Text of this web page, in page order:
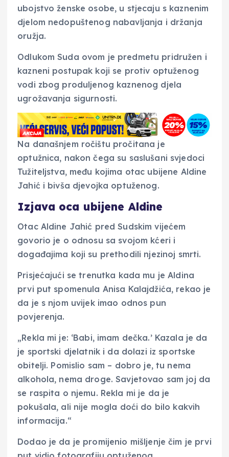
ubojstvo ženske osobe, u stjecaju s kaznenim
djelom nedopuštenog nabavljanja i držanja
oružja.
Odlukom Suda ovom je predmetu pridružen i
kazneni postupak koji se protiv optuženog
vodi zbog produljenog kaznenog djela
ugrožavanja sigurnosti.
Na današnjem ročištu pročitana je
optužnica, nakon čega su saslušani svjedoci
Tužiteljstva, među kojima otac ubijene Aldine
Jahić i bivša djevojka optuženog.
Izjava oca ubijene Aldine
Otac Aldine Jahić pred Sudskim vijećem
govorio je o odnosu sa svojom kćeri i
događajima koji su prethodili njezinoj smrti.
Prisjećajući se trenutka kada mu je Aldina
prvi put spomenula Anisa Kalajdžića, rekao je
da je s njom uvijek imao odnos pun
povjerenja.
„Rekla mi je: ‘Babi, imam dečka.’ Kazala je da
je sportski djelatnik i da dolazi iz sportske
obitelji. Pomislio sam – dobro je, tu nema
alkohola, nema droge. Savjetovao sam joj da
se raspita o njemu. Rekla mi je da je
pokušala, ali nije mogla doći do bilo kakvih
informacija.“
Dodao je da je promijenio mišljenje čim je prvi